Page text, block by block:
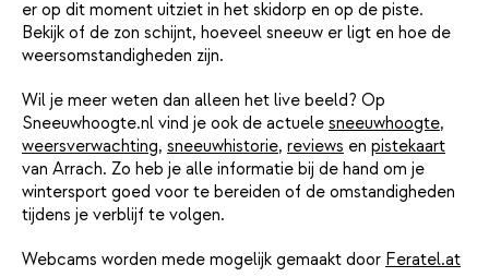
er op dit moment uitziet in het skidorp en op de piste.
Bekijk of de zon schijnt, hoeveel sneeuw er ligt en hoe de
weersomstandigheden zijn.
Wil je meer weten dan alleen het live beeld? Op
Sneeuwhoogte.nl vind je ook de actuele sneeuwhoogte,
weersverwachting, sneeuwhistorie, reviews en pistekaart
van Arrach. Zo heb je alle informatie bij de hand om je
wintersport goed voor te bereiden of de omstandigheden
tijdens je verblijf te volgen.
Webcams worden mede mogelijk gemaakt door Feratel.at